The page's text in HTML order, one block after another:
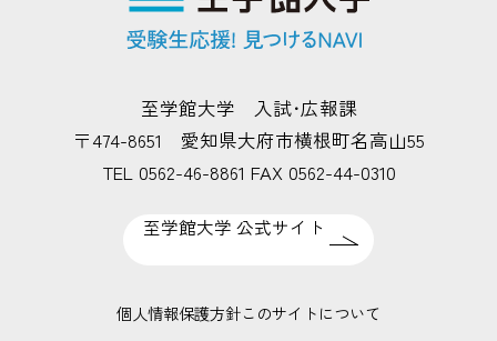
至学館大学 公式サイト
至学館大学 入試･広報課
〒474-8651 愛知県大府市横根町名高山55
TEL 0562-46-8861 FAX 0562-44-0310
個人情報保護方針このサイトについて